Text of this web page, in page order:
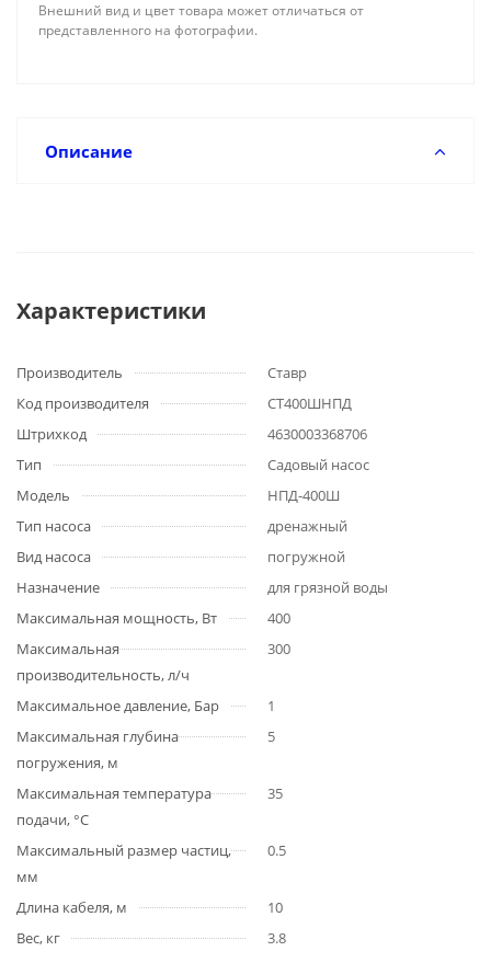
Внешний вид и цвет товара может отличаться от
представленного на фотографии.
Описание
Характеристики
Производитель
Ставр
Код производителя
СТ400ШНПД
Штрихкод
4630003368706
Тип
Садовый насос
Модель
НПД-400Ш
Тип насоса
дренажный
Вид насоса
погружной
Назначение
для грязной воды
Максимальная мощность, Вт
400
Максимальная
производительность, л/ч
300
Максимальное давление, Бар
1
Максимальная глубина
погружения, м
5
Максимальная температура
подачи, °С
35
Максимальный размер частиц,
мм
0.5
Длина кабеля, м
10
Вес, кг
3.8